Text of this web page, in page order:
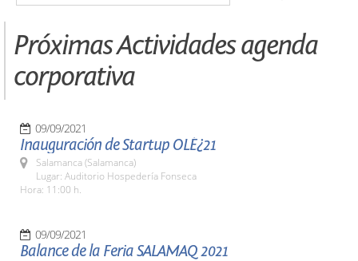
Próximas Actividades agenda
corporativa
09/09/2021
Inauguración de Startup OLÉ¿21
Salamanca (Salamanca)
Lugar: Auditorio Hospedería Fonseca
Hora: 11:00 h.
09/09/2021
Balance de la Feria SALAMAQ 2021